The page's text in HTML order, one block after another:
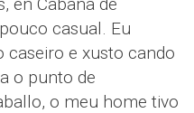
casual. Eu
caseiro e xusto cando
o punto de
o meu home tivo